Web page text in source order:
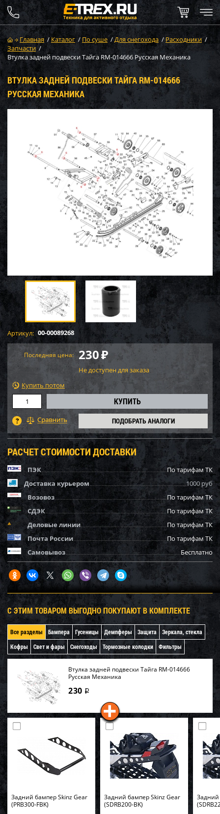
Главная / Каталог / По суше /Для снегохода /Расходники /
Запчасти /
Втулка задней подвески Тайга RM-014666 Русская Механика
ВТУЛКА ЗАДНЕЙ ПОДВЕСКИ ТАЙГА RM-014666
РУССКАЯ МЕХАНИКА
Артикул: 00-00089268
Последняя цена: 230₽
Не доступен для заказа
Купить потом
ПОДОБРАТЬ АНАЛОГИ
РАСЧЕТ СТОИМОСТИ ДОСТАВКИ
ПЭК
По тарифам ТК
Доставка курьером
1000 руб
Возовоз
По тарифам ТК
СДЭК
По тарифам ТК
Деловые линии
По тарифам ТК
Почта России
По тарифам ТК
Самовывоз
Бесплатно
С ЭТИМ ТОВАРОМ ВЫГОДНО ПОКУПАЮТ В КОМПЛЕКТЕ
Все разделы Бампера Гусеницы Демпферы Защита
Зеркала, стекла
Кофры
Свет и фары Снегоходы Тормозные колодки Фильтры
Втулка задней подвески Тайга RM-014666
Русская Механика
230 i
Задний бампер Skinz Gear
(PRB300-FBK)
Задний бампер Skinz Gear
(SDRB200-BK)
Задний